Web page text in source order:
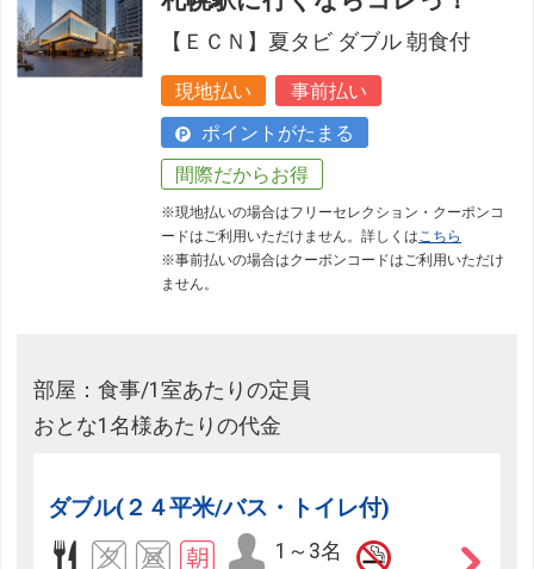
【ＥＣＮ】夏タビ ダブル 朝食付
現地払い
事前払い
ポイントがたまる
間際だからお得
※現地払いの場合はフリーセレクション・クーポンコ
ードはご利用いただけません。詳しくはこちら
※事前払いの場合はクーポンコードはご利用いただけ
ません。
部屋：食事/1室あたりの定員
おとな1名様あたりの代金
ダブル(２４平米/バス・トイレ付)
1～3名